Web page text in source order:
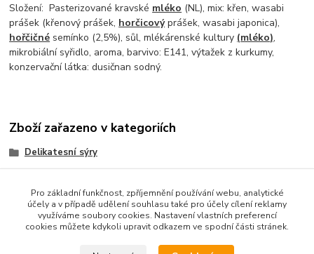
Složení: Pasterizované kravské mléko (NL), mix: křen, wasabi
prášek (křenový prášek, horčicovýprášek, wasabi japonica),
hořčičné semínko (2,5%), sůl, mlékárenské kultury (mléko),
mikrobiální syřidlo, aroma, barvivo: E141, výtažek z kurkumy,
konzervační látka: dusičnan sodný.
Zboží zařazeno v kategoriích
Delikatesní sýry
Pro základní funkčnost, zpříjemnění používání webu, analytické
účely a v případě udělení souhlasu také pro účely cílení reklamy
využíváme soubory cookies. Nastavení vlastních preferencí
cookies můžete kdykoli upravit odkazem ve spodní části stránek.